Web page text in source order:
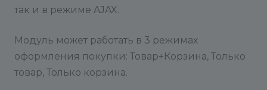
так и в режиме AJAX.
Модуль может работать в 3 режимах
оформления покупки: Товар+Корзина, Только
товар, Только корзина.